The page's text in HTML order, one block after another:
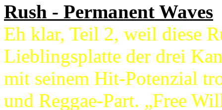
Rush - Permanent Waves
Eh klar, Teil 2, weil diese
Lieblingsplatte der drei
mit seinem Hit-Potenzial
und Reggae-Part. „Free